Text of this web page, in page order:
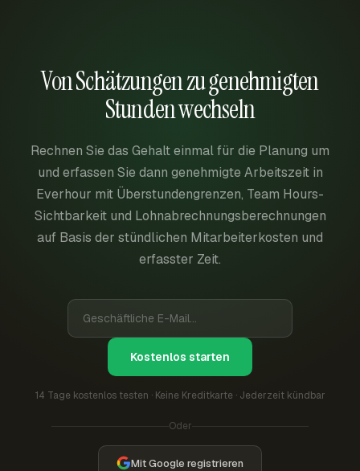
Von Schätzungen zu genehmigten
Stunden wechseln
Rechnen Sie das Gehalt einmal für die Planung um
und erfassen Sie dann genehmigte Arbeitszeit in
Everhour mit Überstundengrenzen, Team Hours-
Sichtbarkeit und Lohnabrechnungsberechnungen
auf Basis der stündlichen Mitarbeiterkosten und
erfasster Zeit.
Kostenlos starten
14 Tage kostenlos testen · Keine Kreditkarte · Jederzeit kündbar
Oder
Mit Google registrieren